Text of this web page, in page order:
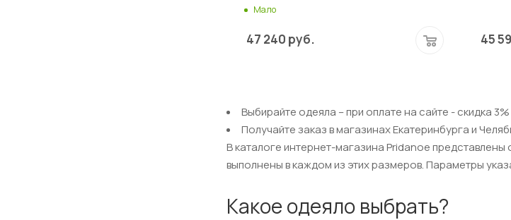
Мало
47 240 руб. 45
Выбирайте одеяла – при оплате на сайте - скидка
Получайте заказ в магазинах Екатеринбурга и
В каталоге интернет-магазина Pridanoe
выполнены в каждом из этих размеров. Параметры
Какое одеяло выбрать?